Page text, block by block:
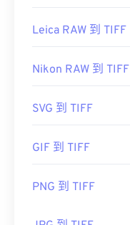
Leica RAW 到 TIFF
Nikon RAW 到 TIFF
SVG 到 TIFF
GIF 到 TIFF
PNG 到 TIFF